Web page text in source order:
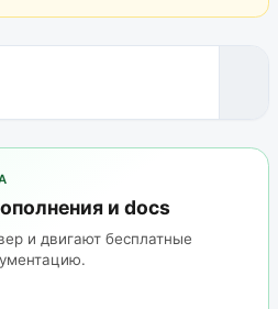
и docs
и двигают бесплатные